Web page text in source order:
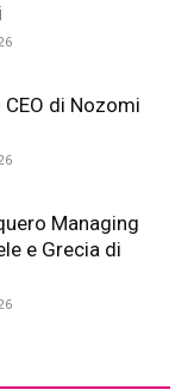
di Nozomi
Managing
e Grecia di